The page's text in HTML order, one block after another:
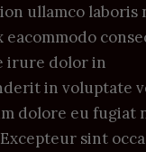
ullamco laboris
eacommodo
irure dolor in
in voluptate
dolore eu fugiat
sint